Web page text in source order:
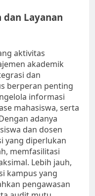
Layanan
aktivitas
akademik
dan
berperan penting
informasi
mahasiswa, serta
adanya
dan dosen
yang diperlukan
memfasilitasi
Lebih jauh,
kampus yang
pengawasan